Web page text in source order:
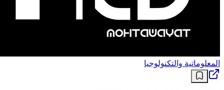
المعلوماتية والتكنولوجيا